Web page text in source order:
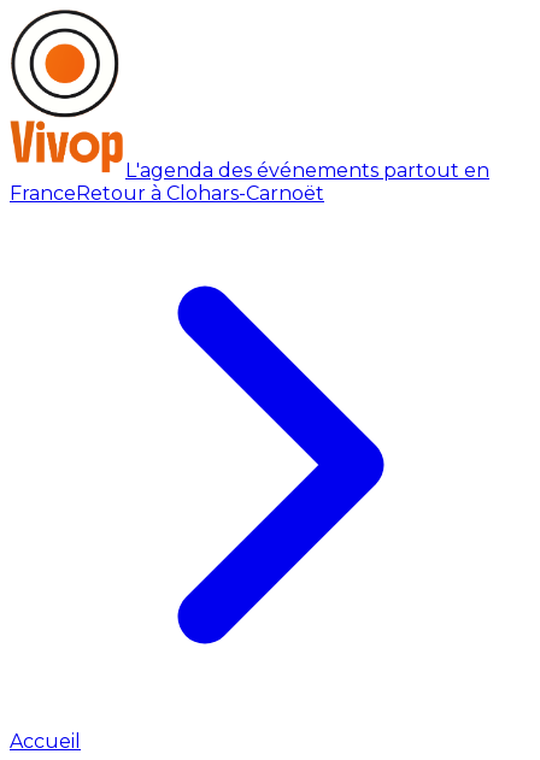
L'agenda des événements partout en
FranceRetour à Clohars-Carnoët
Accueil